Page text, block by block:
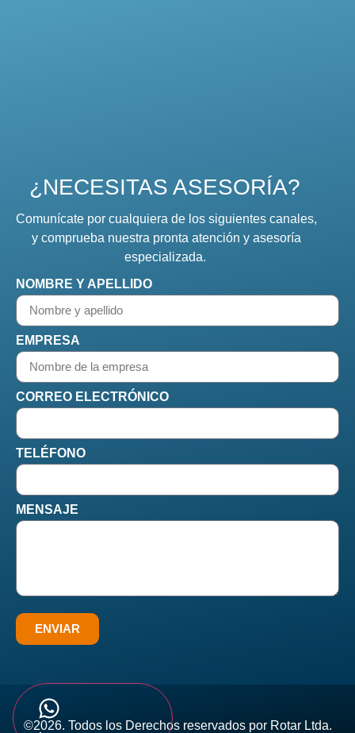
¿NECESITAS ASESORÍA?
Comunícate por cualquiera de los siguientes canales,
y comprueba nuestra pronta atención y asesoría
especializada.
NOMBRE Y APELLIDO
EMPRESA
CORREO ELECTRÓNICO
TELÉFONO
MENSAJE
ENVIAR
©2026. Todos los Derechos reservados por Rotar Ltda.​